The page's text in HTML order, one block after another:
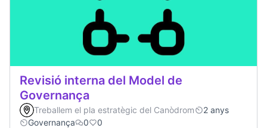
Revisió interna del Model de
Governança
Treballem el pla estratègic del Canòdrom
2 anys
Governança
0 0